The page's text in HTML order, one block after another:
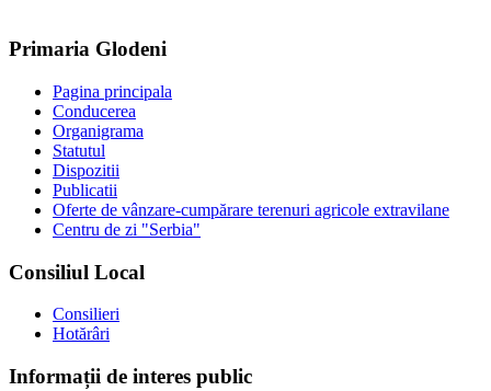
Primaria Glodeni
Pagina principala
Conducerea
Organigrama
Statutul
Dispozitii
Publicatii
Oferte de vânzare-cumpărare terenuri agricole extravilane
Centru de zi "Serbia"
Consiliul Local
Consilieri
Hotărâri
Informații de interes public